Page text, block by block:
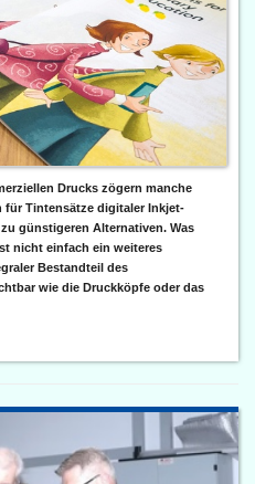
Drucks zögern manche
für Tintensätze digitaler Inkjet-
günstigeren Alternativen. Was
nicht einfach ein weiteres
Bestandteil des
wie die Druckköpfe oder das